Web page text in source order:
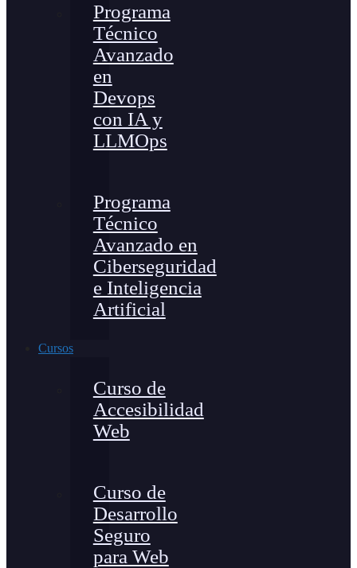
Programa
Técnico
Avanzado
en
Devops
con IA y
LLMOps
Programa
Técnico
Avanzado en
Ciberseguridad
e Inteligencia
Artificial
Cursos
Curso de
Accesibilidad
Web
Curso de
Desarrollo
Seguro
para Web